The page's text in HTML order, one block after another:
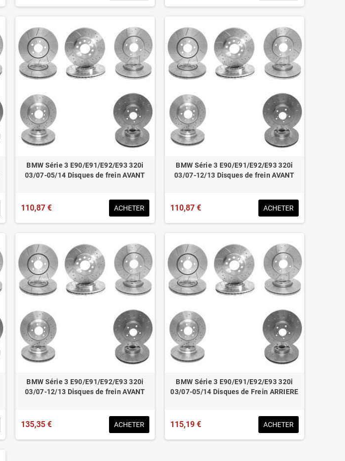
BMW Série 3 E90/E91/E92/E93 320i
03/07-05/14 Disques de frein AVANT
110,87 € ACHETER
BMW Série 3 E90/E91/E92/E93 320i
03/07-12/13 Disques de frein AVANT
110,87 € ACHETER
BMW Série 3 E90/E91/E92/E93 320i
03/07-12/13 Disques de frein AVANT
135,35 € ACHETER
BMW Série 3 E90/E91/E92/E93 320i
03/07-05/14 Disques de Frein ARRIERE
115,19 € ACHETER